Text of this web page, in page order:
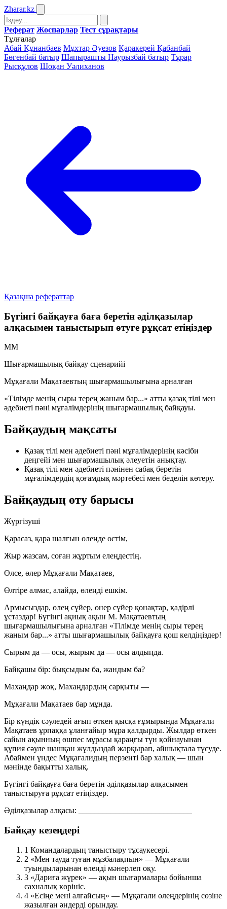
Zharar.kz
Реферат Жоспарлар Тест сұрақтары
Тұлғалар
Абай Құнанбаев Мұхтар Әуезов Қаракерей Қабанбай
Бөгенбай батыр Шапырашты Наурызбай батыр Тұрар
Рысқұлов Шоқан Уәлиханов
Қазақша рефераттар
Бүгінгі байқауға баға беретін әділқазылар
алқасымен таныстырып өтуге рұқсат етіңіздер
ММ
Шығармашылық байқау сценарийі
Мұқағали Мақатаевтың шығармашылығына арналған
«Тілімде менің сыры терең жаным бар...» атты қазақ тілі мен
әдебиеті пәні мұғалімдерінің шығармашылық байқауы.
Байқаудың мақсаты
Қазақ тілі мен әдебиеті пәні мұғалімдерінің кәсіби
деңгейі мен шығармашылық әлеуетін анықтау.
Қазақ тілі мен әдебиеті пәнінен сабақ беретін
мұғалімдердің қоғамдық мәртебесі мен беделін көтеру.
Байқаудың өту барысы
Жүргізуші
Қарасаз, қара шалғын өлеңде өстім,
Жыр жазсам, соған жұртым елеңдестің.
Өлсе, өлер Мұқағали Мақатаев,
Өлтіре алмас, алайда, өлеңді ешкім.
Армысыздар, өлең сүйер, өнер сүйер қонақтар, қадірлі
ұстаздар! Бүгінгі ақиық ақын М. Мақатаевтың
шығармашылығына арналған «Тілімде менің сыры терең
жаным бар...» атты шығармашылық байқауға қош келдіңіздер!
Сырым да — осы, жырым да — осы алдыңда.
Байқашы бір: бықсыдым ба, жандым ба?
Махаңдар жоқ, Махаңдардың сарқыты —
Мұқағали Мақатаев бар мұнда.
Бір күндік сәуледей ағып өткен қысқа ғұмырында Мұқағали
Мақатаев ұрпаққа ұланғайыр мұра қалдырды. Жылдар өткен
сайын ақынның өшпес мұрасы қараңғы түн қойнауынан
құпия сәуле шашқан жұлдыздай жарқырап, айшықтала түсуде.
Абаймен үндес Мұқағалидың перзенті бар халық — шын
мәнінде бақытты халық.
Бүгінгі байқауға баға беретін әділқазылар алқасымен
таныстыруға рұқсат етіңіздер.
Әділқазылар алқасы:
Байқау кезеңдері
1 Командалардың таныстыру тұсаукесері.
2 «Мен тауда туған мұзбалақпын» — Мұқағали
туындыларынан өлеңді мәнерлеп оқу.
3 «Дариға жүрек» — ақын шығармалары бойынша
сахналық көрініс.
4 «Есіңе мені алғайсың» — Мұқағали өлеңдерінің сөзіне
жазылған әндерді орындау.